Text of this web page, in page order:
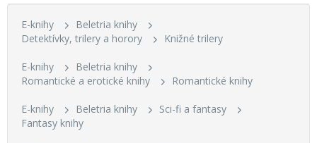
E-knihy
Beletria knihy
Detektívky, trilery a horory
Knižné trilery
E-knihy
Beletria knihy
Romantické a erotické knihy
Romantické knihy
E-knihy Beletria knihy
Sci-fi a fantasy
Fantasy knihy